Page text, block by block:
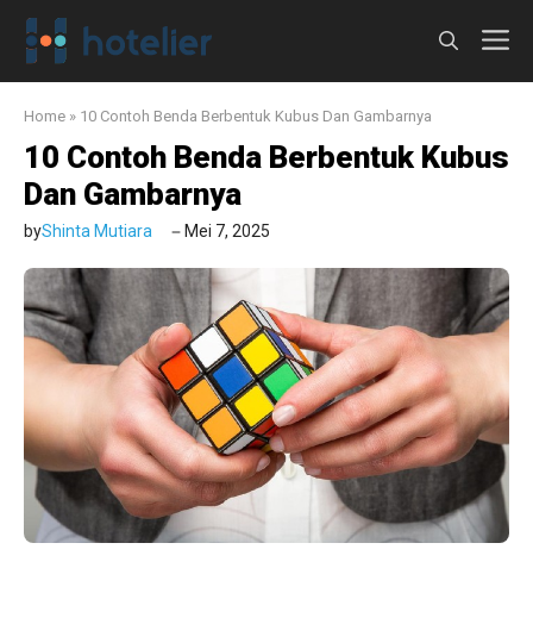
Langsung
Home » 10 Contoh Benda Berbentuk Kubus Dan Gambarnya
10 Contoh Benda Berbentuk Kubus
Dan Gambarnya
byShinta Mutiara Mei 7, 2025